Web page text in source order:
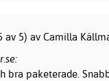
av 5) av Camilla
bra paketerade.